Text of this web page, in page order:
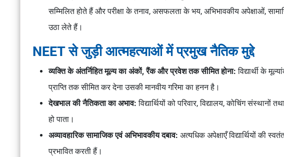
सम्मिलित होते हैं और परीक्षा के तनाव, असफलता के भय, अभिभावकीय अपेक्षाओं,
उठा लेते हैं।
NEET से जुड़ी आत्महत्याओं में प्रमुख नैतिक मुद्दे
व्यक्ति के अंतर्निहित मूल्य का अंकों, रैंक और प्रवेश तक सीमित होना:विद्यार्थी के
प्राप्ति तक सीमित कर देना उसकी मानवीय गरिमा का हनन है।
देखभाल की नैतिकता का अभाव:विद्यार्थियों को परिवार, विद्यालय, कोचिंग संस्थानों
हो पाता।
अव्यावहारिक सामाजिक एवं अभिभावकीय दबाव: अत्यधिक अपेक्षाएँ विद्यार्थियों की
प्रभावित करती हैं।